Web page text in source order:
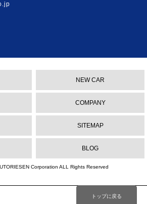
NEW CAR
COMPANY
SITEMAP
BLOG
トップに戻る
Corporation ALL Rights Reserved